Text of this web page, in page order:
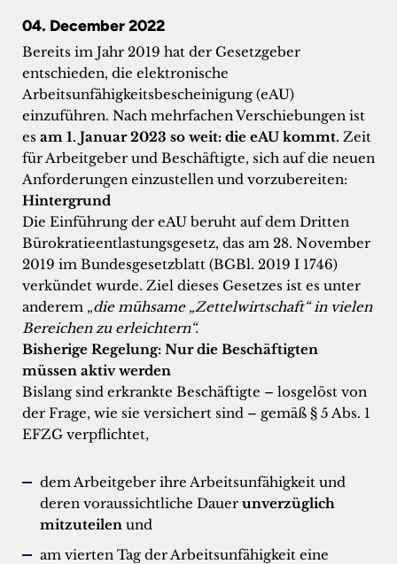
+
Team
Philosophie
Presseanfragen
Kontakt
04. December 2022
Bereits im Jahr 2019 hat der Gesetzgeber
entschieden, die elektronische
Arbeitsunfähigkeitsbescheinigung (eAU)
einzuführen. Nach mehrfachen Verschiebungen ist
es am 1. Januar 2023 so weit: die eAU kommt. Zeit
für Arbeitgeber und Beschäftigte, sich auf die neuen
Anforderungen einzustellen und vorzubereiten:
Hintergrund
Die Einführung der eAU beruht auf dem Dritten
Bürokratieentlastungsgesetz, das am 28. November
2019 im Bundesgesetzblatt (BGBl. 2019 I 1746)
verkündet wurde. Ziel dieses Gesetzes ist es unter
anderem „die mühsame „Zettelwirtschaft“ in vielen
Bereichen zu erleichtern“.
Bisherige Regelung: Nur die Beschäftigten
müssen aktiv werden
Bislang sind erkrankte Beschäftigte – losgelöst von
der Frage, wie sie versichert sind – gemäß § 5 Abs. 1
EFZG verpflichtet,
dem Arbeitgeber ihre Arbeitsunfähigkeit und
deren voraussichtliche Dauer unverzüglich
mitzuteilen und
am vierten Tag der Arbeitsunfähigkeit eine